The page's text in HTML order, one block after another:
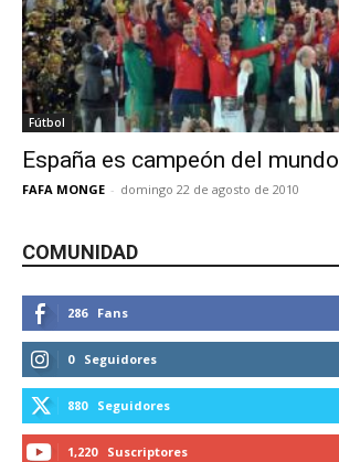
Fútbol
España es campeón del mundo
FAFA MONGE - domingo 22 de agosto de 2010
COMUNIDAD
286 Fans
0 Seguidores
880 Seguidores
1,220 Suscriptores